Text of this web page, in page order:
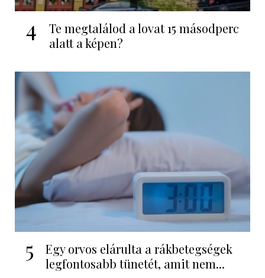
4
Te megtalálod a lovat 15 másodperc
alatt a képen?
5
Egy orvos elárulta a rákbetegségek
legfontosabb tünetét, amit nem...